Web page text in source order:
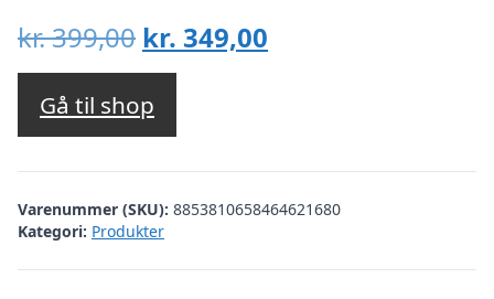
kr.399,00 Den
oprindelige
pris
var:
kr. 399,00.
kr. 349,00
kr. 349,00.
Gå til shop
Varenummer (SKU): 8853810658464621680
Kategori: Produkter